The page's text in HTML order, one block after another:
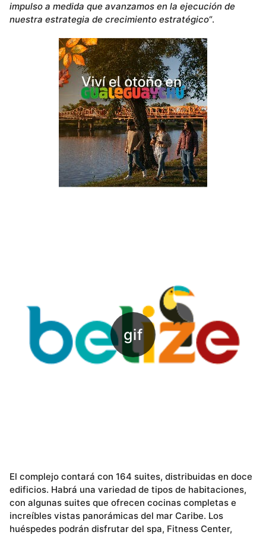
impulso a medida que avanzamos en la ejecución de
nuestra estrategia de crecimiento estratégico“.
El complejo contará con 164 suites, distribuidas en doce
edificios. Habrá una variedad de tipos de habitaciones,
con algunas suites que ofrecen cocinas completas e
increíbles vistas panorámicas del mar Caribe. Los
huéspedes podrán disfrutar del spa, Fitness Center,